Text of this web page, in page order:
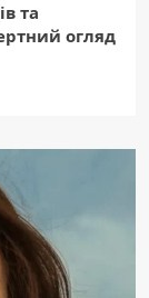
та
огляд